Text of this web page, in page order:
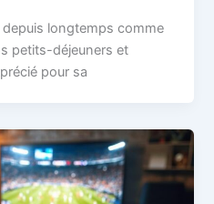
longtemps comme
petits-déjeuners et
pour sa